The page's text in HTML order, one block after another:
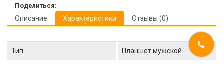
Поделиться:
Описание Характеристики Отзывы (0)
Тип Планшет мужской